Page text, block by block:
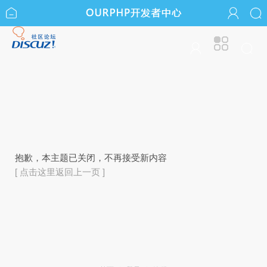
抱歉，本主题已关闭，不再接受新内容
[ 点击这里返回上一页 ]